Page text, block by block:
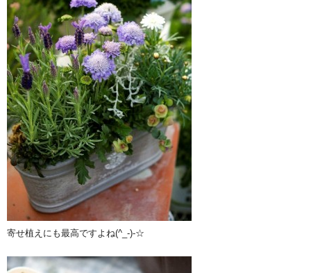
寄せ植えにも最高ですよね(^_-)-☆